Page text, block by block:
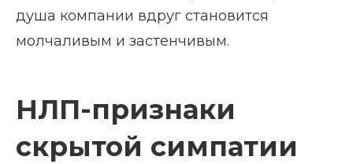
душа компании вдруг становится
молчаливым и застенчивым.
НЛП-признаки
скрытой симпатии